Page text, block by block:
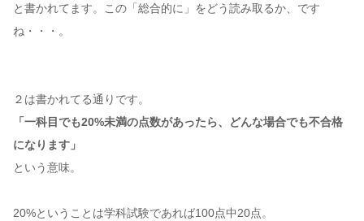
と書かれてます。この「総合的に」をどう読み取るか、です
ね・・・。
２は書かれてる通りです。
「一科目でも20%未満の点数があったら、どんな場合でも不合格
になります」
という意味。
20%ということは学科試験であれば100点中20点。